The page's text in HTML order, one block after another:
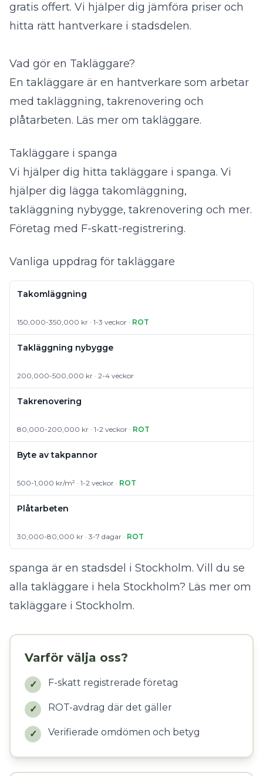
gratis offert. Vi hjälper dig jämföra priser och
hitta rätt hantverkare i stadsdelen.
Vad gör en Takläggare?
En takläggare är en hantverkare som arbetar
med takläggning, takrenovering och
plåtarbeten. Läs mer om takläggare.
Takläggare i spanga
Vi hjälper dig hitta takläggare i spanga. Vi
hjälper dig lägga takomläggning,
takläggning nybygge, takrenovering och mer.
Företag med F-skatt-registrering.
Vanliga uppdrag för takläggare
Takomläggning
150,000-350,000 kr · 1-3 veckor · ROT
Takläggning nybygge
200,000-500,000 kr · 2-4 veckor
Takrenovering
80,000-200,000 kr · 1-2 veckor · ROT
Byte av takpannor
500-1,000 kr/m² · 1-2 veckor · ROT
Plåtarbeten
30,000-80,000 kr · 3-7 dagar · ROT
spanga är en stadsdel i Stockholm. Vill du se
alla takläggare i hela Stockholm? Läs mer om
takläggare i Stockholm.
Varför välja oss?
✓ F-skatt registrerade företag
✓ ROT-avdrag där det gäller
✓ Verifierade omdömen och betyg